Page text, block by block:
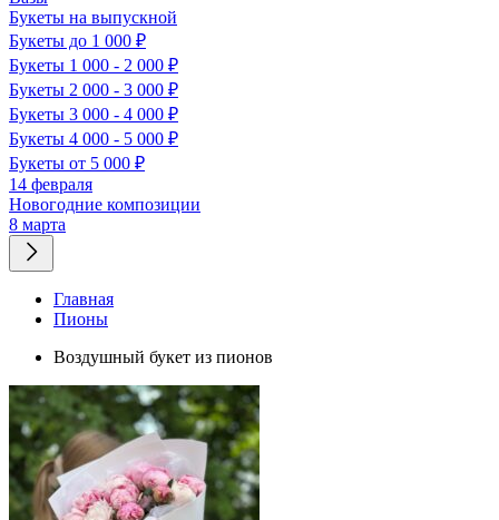
Букеты на выпускной
Букеты до 1 000 ₽
Букеты 1 000 - 2 000 ₽
Букеты 2 000 - 3 000 ₽
Букеты 3 000 - 4 000 ₽
Букеты 4 000 - 5 000 ₽
Букеты от 5 000 ₽
14 февраля
Новогодние композиции
8 марта
Главная
Пионы
Воздушный букет из пионов